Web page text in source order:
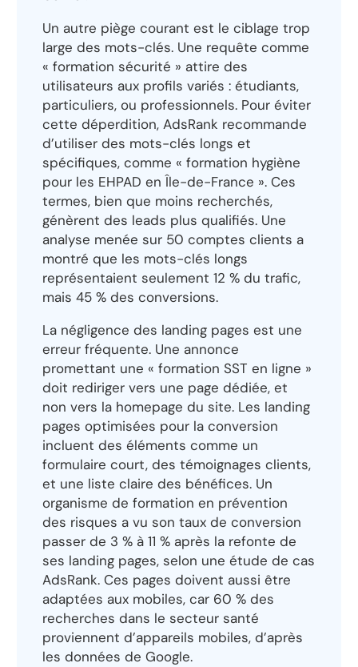
Un autre piège courant est le ciblage trop
large des mots-clés. Une requête comme
« formation sécurité » attire des
utilisateurs aux profils variés : étudiants,
particuliers, ou professionnels. Pour éviter
cette déperdition, AdsRank recommande
d’utiliser des mots-clés longs et
spécifiques, comme « formation hygiène
pour les EHPAD en Île-de-France ». Ces
termes, bien que moins recherchés,
génèrent des leads plus qualifiés. Une
analyse menée sur 50 comptes clients a
montré que les mots-clés longs
représentaient seulement 12 % du trafic,
mais 45 % des conversions.
La négligence des landing pages est une
erreur fréquente. Une annonce
promettant une « formation SST en ligne »
doit rediriger vers une page dédiée, et
non vers la homepage du site. Les landing
pages optimisées pour la conversion
incluent des éléments comme un
formulaire court, des témoignages clients,
et une liste claire des bénéfices. Un
organisme de formation en prévention
des risques a vu son taux de conversion
passer de 3 % à 11 % après la refonte de
ses landing pages, selon une étude de cas
AdsRank. Ces pages doivent aussi être
adaptées aux mobiles, car 60 % des
recherches dans le secteur santé
proviennent d’appareils mobiles, d’après
les données de Google.